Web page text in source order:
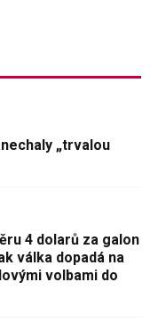
„trvalou
4 dolarů za galon
válka dopadá na
volbami do